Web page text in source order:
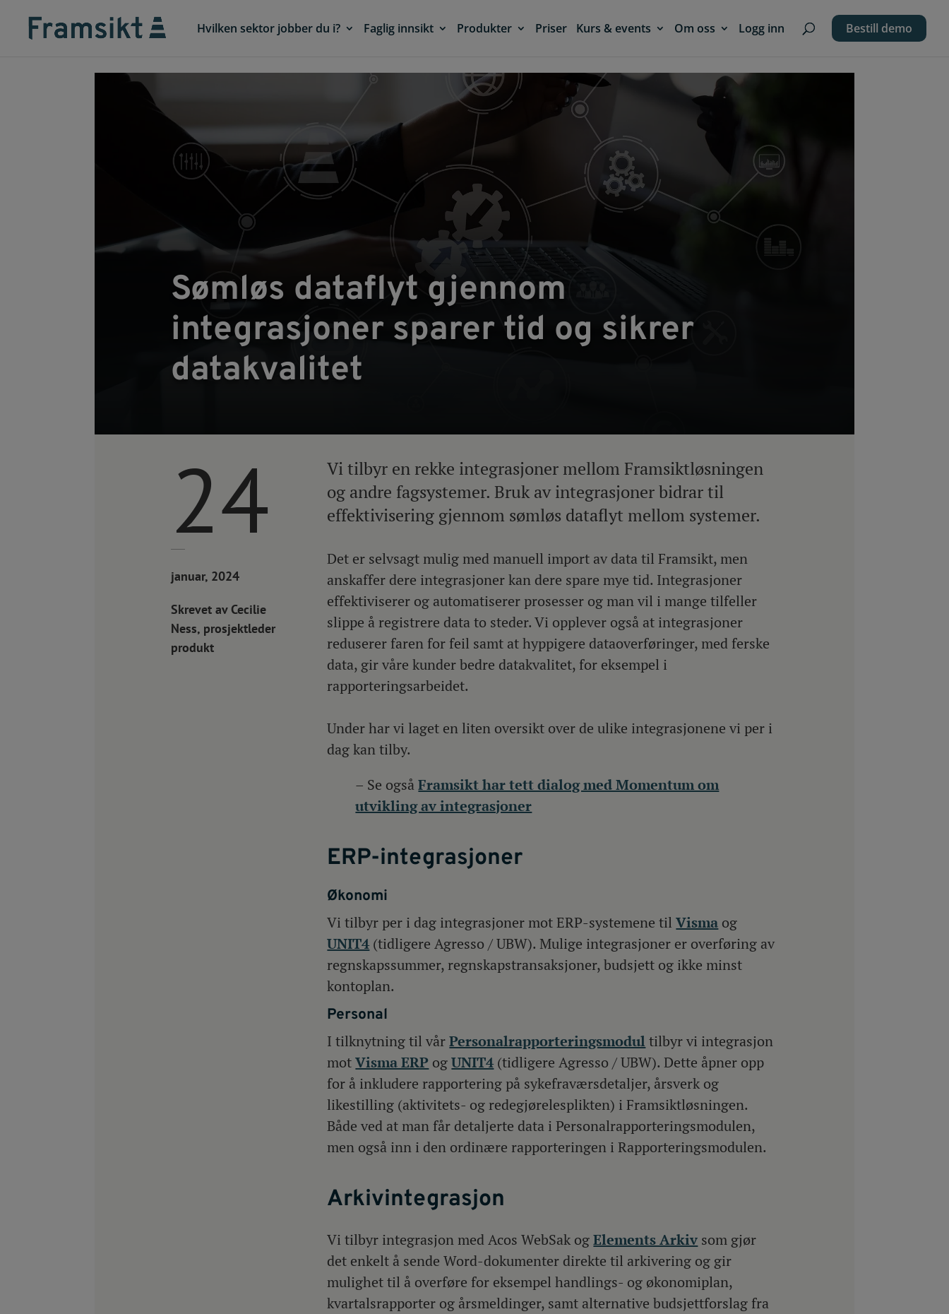
Hvilken sektor jobber du i? Faglig innsikt Produkter Priser Kurs & events Om oss Logg inn Bestill demo
Sømløs dataflyt gjennom
integrasjoner sparer tid og sikrer
datakvalitet
24
januar, 2024
Skrevet av Cecilie
Ness, prosjektleder
produkt
Vi tilbyr en rekke integrasjoner mellom Framsiktløsningen
og andre fagsystemer. Bruk av integrasjoner bidrar til
effektivisering gjennom sømløs dataflyt mellom systemer.
Det er selvsagt mulig med manuell import av data til Framsikt, men
anskaffer dere integrasjoner kan dere spare mye tid. Integrasjoner
effektiviserer og automatiserer prosesser og man vil i mange tilfeller
slippe å registrere data to steder. Vi opplever også at integrasjoner
reduserer faren for feil samt at hyppigere dataoverføringer, med ferske
data, gir våre kunder bedre datakvalitet, for eksempel i
rapporteringsarbeidet.
Under har vi laget en liten oversikt over de ulike integrasjonene vi per i
dag kan tilby.
– Se ogsåFramsikt har tett dialog med Momentum om
utvikling av integrasjoner
ERP-integrasjoner
Økonomi
Vi tilbyr per i dag integrasjoner mot ERP-systemene tilVisma og
UNIT4 (tidligere Agresso / UBW). Mulige integrasjoner er overføring av
regnskapssummer, regnskapstransaksjoner, budsjett og ikke minst
kontoplan.
Personal
I tilknytning til vårPersonalrapporteringsmodul tilbyr vi integrasjon
motVisma ERP ogUNIT4 (tidligere Agresso / UBW). Dette åpner opp
for å inkludere rapportering på sykefraværsdetaljer, årsverk og
likestilling (aktivitets- og redegjørelesplikten) i Framsiktløsningen.
Både ved at man får detaljerte data i Personalrapporteringsmodulen,
men også inn i den ordinære rapporteringen i Rapporteringsmodulen.
Arkivintegrasjon
Vi tilbyr integrasjon med Acos WebSak ogElements Arkiv som gjør
det enkelt å sende Word-dokumenter direkte til arkivering og gir
mulighet til å overføre for eksempel handlings- og økonomiplan,
kvartalsrapporter og årsmeldinger, samt alternative budsjettforslag fra